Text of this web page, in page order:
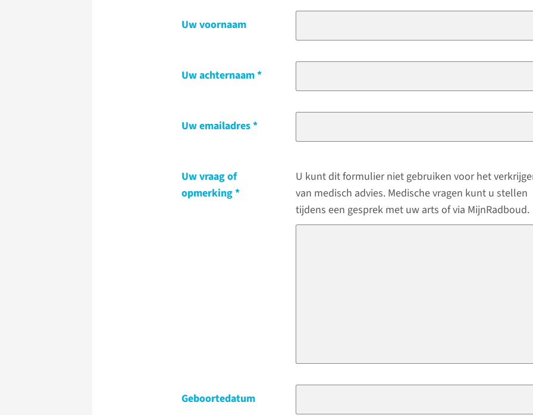
Uw voornaam
Uw achternaam
Uw emailadres
Uw vraag of
opmerking
U kunt dit formulier niet gebruiken voor het
van medisch advies. Medische vragen kunt u stellen
tijdens een gesprek met uw arts of via MijnRadboud.
Geboortedatum